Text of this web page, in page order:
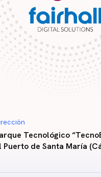
Tecnológico
Puerto de Santa María